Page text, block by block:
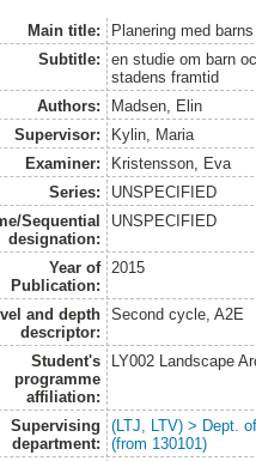
Main title:
Planering med
Subtitle:
en studie om barn
stadens framtid
Authors:
Madsen, Elin
Supervisor:
Kylin, Maria
Examiner:
Kristensson, Eva
Series:
UNSPECIFIED
Sequential
designation:
UNSPECIFIED
Year of
Publication:
2015
and depth
descriptor:
Second cycle, A2E
Student's
programme
affiliation:
LY002 Landscape
Supervising
department:
(LTJ, LTV) > Dept.
(from 130101)